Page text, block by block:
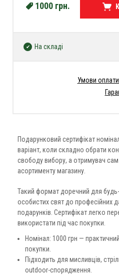
Подарунковий сертифікат
варіант, коли складно обрати
свободу вибору, а отримувач сам
асортименту магазину.
Такий формат доречний для
особистих свят до професійних
подарунків. Сертифікат легко
використати під час покупки.
Номінал: 1000 грн —
покупки.
Підходить для мисливців,
outdoor-спорядження.
1000 грн.
На складі
Умови